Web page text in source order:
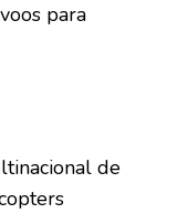
para
de